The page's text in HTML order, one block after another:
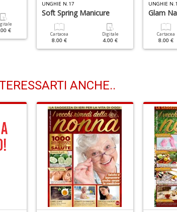
€
UNGHIE N.17
Soft Spring Manicure
Cartacea
8.00 €
Digitale
4.00 €
UNGHIE
Glam
Cartacea
8.00 €
ANCHE..